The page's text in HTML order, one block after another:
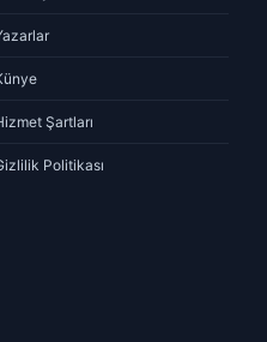
Şartları
Politikası